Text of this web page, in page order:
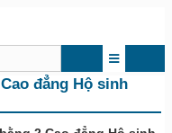
đẳng Hộ sinh